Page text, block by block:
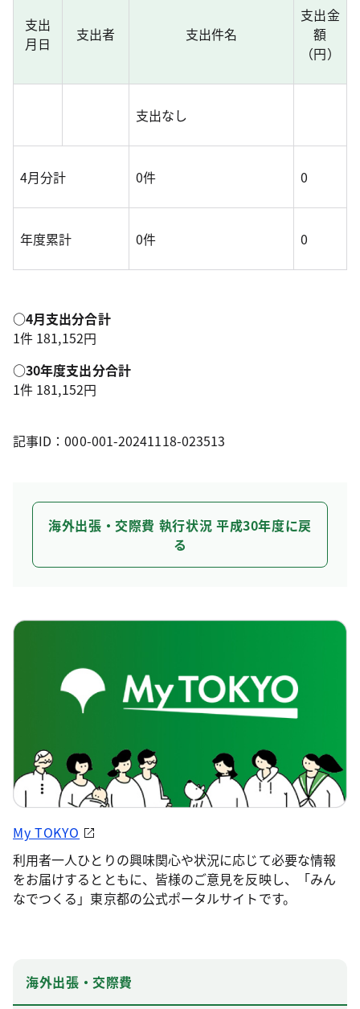
支出
月日
支出者 支出件名
支出金
額
（円）
支出なし
4月分計 0件 0
年度累計 0件 0
○4月支出分合計
1件 181,152円
○30年度支出分合計
1件 181,152円
記事ID：000-001-20241118-023513
海外出張・交際費 執行状況 平成30年度に戻
る
My TOKYO
利用者一人ひとりの興味関心や状況に応じて必要な情報
をお届けするとともに、皆様のご意見を反映し、「みん
なでつくる」東京都の公式ポータルサイトです。
海外出張・交際費